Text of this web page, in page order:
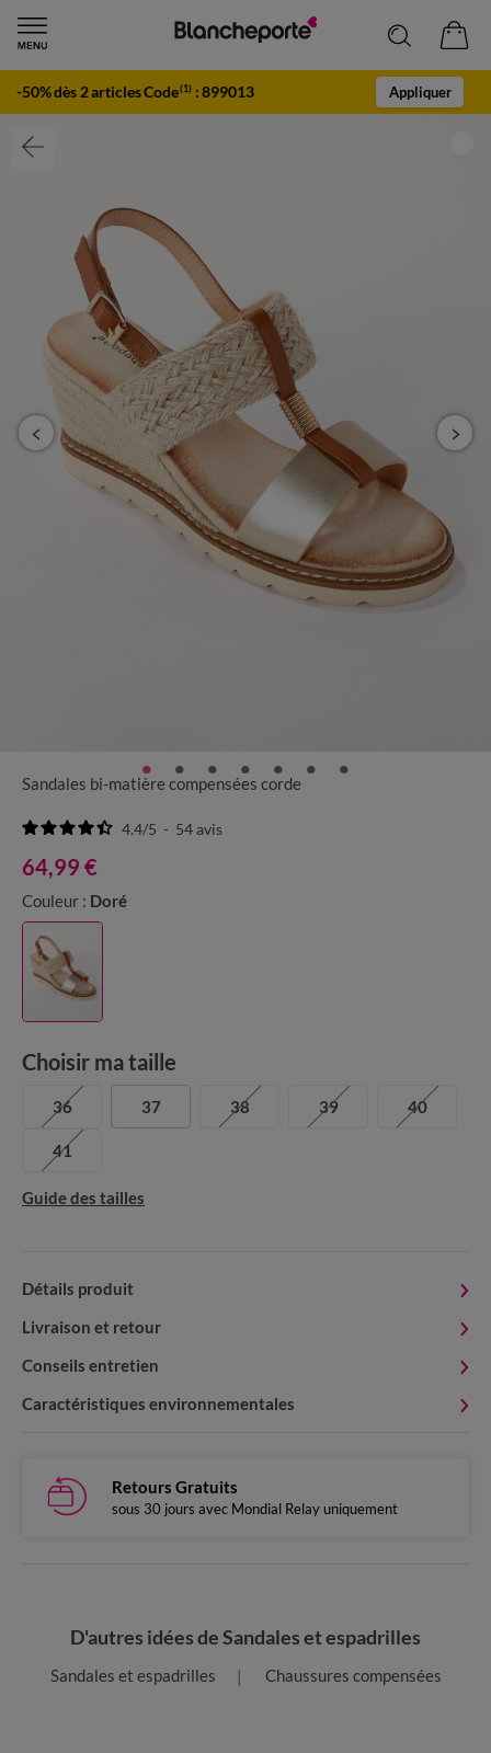
-50% dès 2 articles Code(1) :899013 Appliquer
Sandales bi-matière compensées corde
4.4/5 - 54avis
64,99 €
Couleur : Doré
Choisir ma taille
36 37 38 39 40
41
Guide des tailles
Détails produit
Livraison et retour
Conseils entretien
Caractéristiques environnementales
Retours Gratuits
sous 30 jours avec Mondial Relay uniquement
D'autres idées de Sandales et espadrilles
Sandales et espadrilles Chaussures compensées